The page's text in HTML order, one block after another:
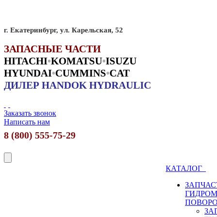
г. Екатеринбург, ул. Карельская, 52
ЗАПАСНЫЕ ЧАСТИ
HITACHI•KOMATSU•ISUZU
HYUNDAI•CUMMINS•CAT
ДИЛЕР HANDOK HYDRAULIC
Заказать звонок
Написать нам
8 (800) 555-75-29
КАТАЛОГ